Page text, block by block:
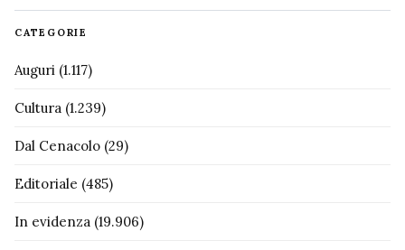
CATEGORIE
Auguri (1.117)
Cultura (1.239)
Dal Cenacolo (29)
Editoriale (485)
In evidenza (19.906)